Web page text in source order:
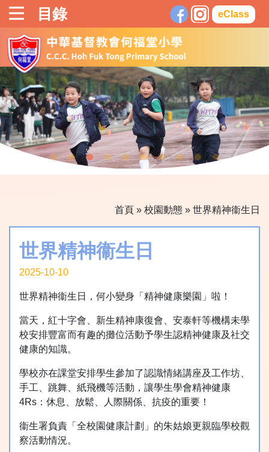
目錄 eClass
首頁 » 校園動態 » 世界精神衞生日
世界精神衞生日
2025-10-10
世界精神衞生日，何小變身「精神健康樂園」啦！
當天，紅十字會、新生精神康復會、安泰軒等機構未學
校安排豐富而有趣的攤位活動予學生認精神健康及社交
健康的知識。
學校亦在課堂安排學生參加了認識情緒講座及工作坊、
手工、跳舞、紙飛機等活動，讓學生學會精神健康
4Rs：休息、放鬆、人際關係、抗疫的重要！
衞生署負責「全校園健康計劃」的朱姑娘更親臨學校觀
察活動情況。